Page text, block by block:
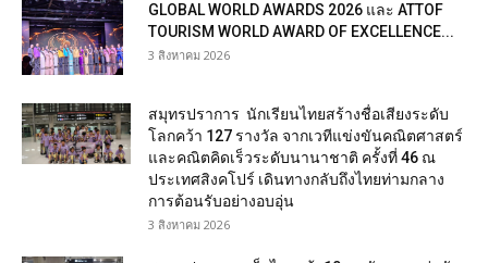
GLOBAL WORLD AWARDS 2026 และ ATTOF
TOURISM WORLD AWARD OF EXCELLENCE...
3 สิงหาคม 2026
สมุทรปราการ นักเรียนไทยสร้างชื่อเสียงระดับ
โลกคว้า 127 รางวัล จากเวทีแข่งขันคณิตศาสตร์
และคณิตคิดเร็วระดับนานาชาติ ครั้งที่ 46 ณ
ประเทศสิงคโปร์ เดินทางกลับถึงไทยท่ามกลาง
การต้อนรับอย่างอบอุ่น
3 สิงหาคม 2026